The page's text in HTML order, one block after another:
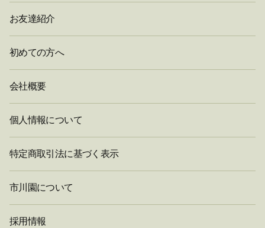
お友達紹介
初めての方へ
会社概要
個人情報について
特定商取引法に基づく表示
市川園について
採用情報